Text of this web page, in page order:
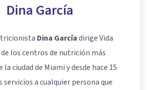
Dina García
Dina Garcíadirige Vida
los centros de nutrición más
ciudad de Miami y desde hace 15
servicios a cualquier persona que